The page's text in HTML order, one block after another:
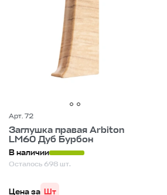
Арт. 72
Заглушка правая Arbiton
LM60 Дуб Бурбон
В наличии
Осталось 698 шт.
Цена за Шт